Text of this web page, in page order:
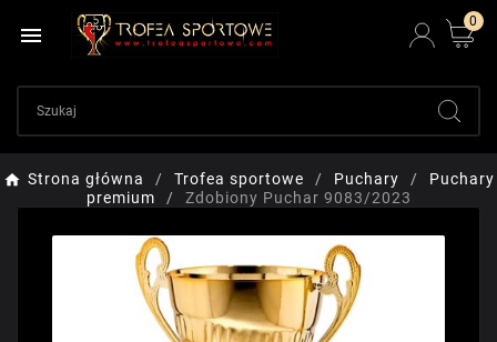

0
Strona główna Trofea sportowe Puchary
Puchary
premium
Zdobiony Puchar 9083/2023